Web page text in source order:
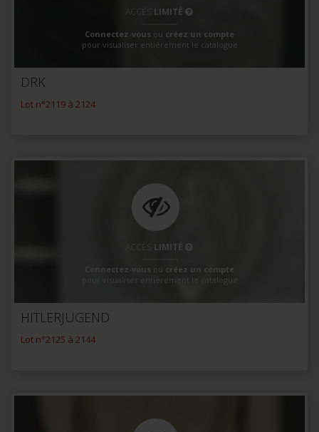
ACCÈS LIMITÉ
Connectez-vous ou créez un compte
pour visualiser entièrement le catalogue
DRK
Lot n°2119 à 2124
LIMITÉ
Connectez-vous ou créez un compte
pour visualiser entièrement le catalogue
HITLERJUGEND
Lot n°2125 à 2144